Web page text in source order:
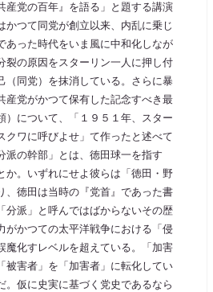
産党の百年』を語る」と題する講演
かつて同党が創立以来、内乱に乗じ
あった時代をいま風に中和化しなが
裂の原因をスターリン一人に押し付
（同党）を抹消している。さらに暴
産党がかつて保有した記念すべき最
）について、「１９５１年、スター
クワに呼びよせ」て作ったと述べて
派の幹部」とは、徳田球一を指す
か。いずれにせよ彼らは「徳田・野
、徳田は当時の『党首』であった書
分派」と呼んではばからないその歴
がかつての太平洋戦争における「侵
魔化すレベルを超えている。「加害
被害者」を「加害者」に転化してい
。仮に史実に基づく党史であるなら